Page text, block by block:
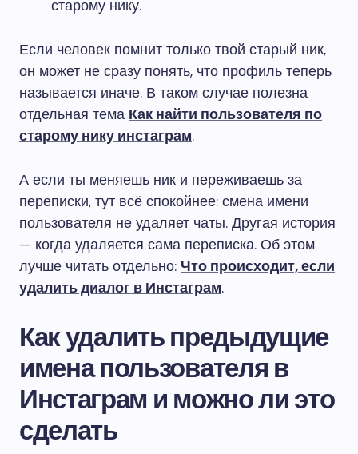
старому нику.
Если человек помнит только твой старый ник,
он может не сразу понять, что профиль теперь
называется иначе. В таком случае полезна
отдельная тема Как найти пользователя по
старому нику инстаграм.
А если ты меняешь ник и переживаешь за
переписки, тут всё спокойнее: смена имени
пользователя не удаляет чаты. Другая история
— когда удаляется сама переписка. Об этом
лучше читать отдельно: Что происходит, если
удалить диалог в Инстаграм.
Как удалить предыдущие
имена пользователя в
Инстаграм и можно ли это
сделать